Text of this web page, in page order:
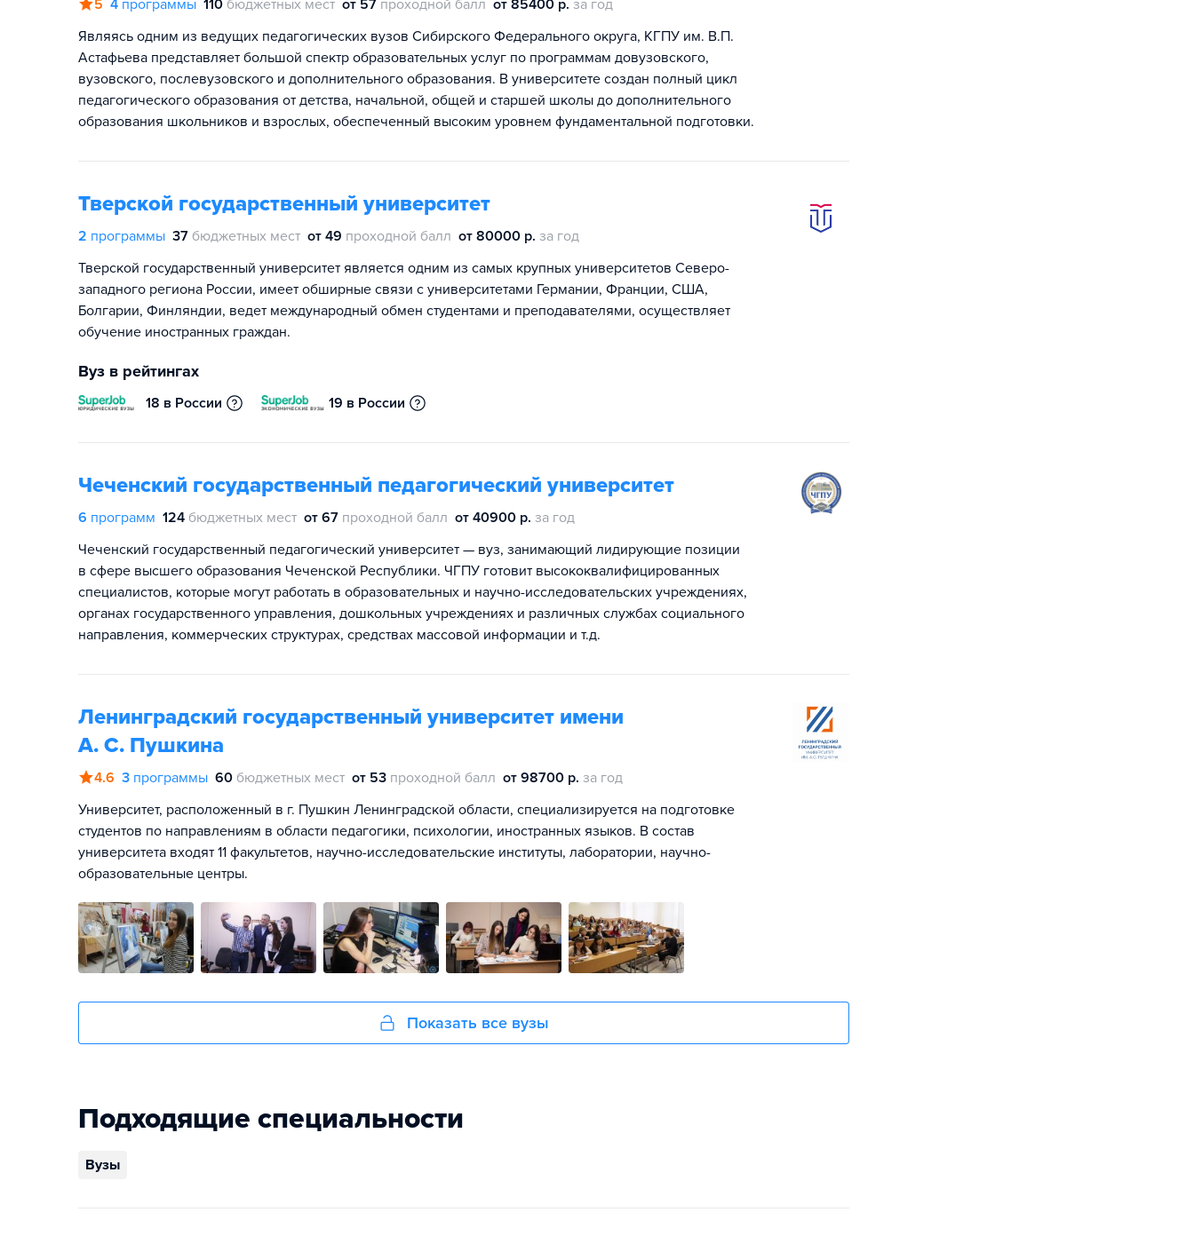
5 4 программы 110 бюджетных мест от 57 проходной балл от 85400 р. за год
Являясь одним из ведущих педагогических вузов Сибирского Федерального округа, КГПУ им. В.П.
Астафьева представляет большой спектр образовательных услуг по программам довузовского,
вузовского, послевузовского и дополнительного образования. В университете создан полный цикл
педагогического образования от детства, начальной, общей и старшей школы до дополнительного
образования школьников и взрослых, обеспеченный высоким уровнем фундаментальной подготовки.
Тверской государственный университет
2 программы 37 бюджетных мест от 49 проходной балл от 80000 р. за год
Тверской государственный университет является одним из самых крупных университетов Северо-
западного региона России, имеет обширные связи с университетами Германии, Франции, США,
Болгарии, Финляндии, ведет международный обмен студентами и преподавателями, осуществляет
обучение иностранных граждан.
Вуз в рейтингах
18 в России 19 в России
Чеченский государственный педагогический университет
6 программ 124 бюджетных мест от 67 проходной балл от 40900 р. за год
Чеченский государственный педагогический университет — вуз, занимающий лидирующие позиции
в сфере высшего образования Чеченской Республики. ЧГПУ готовит высококвалифицированных
специалистов, которые могут работать в образовательных и научно-исследовательских учреждениях,
органах государственного управления, дошкольных учреждениях и различных службах социального
направления, коммерческих структурах, средствах массовой информации и т.д.
Ленинградский государственный университет имени
А. С. Пушкина
4.6 3 программы 60 бюджетных мест от 53 проходной балл от 98700 р. за год
Университет, расположенный в г. Пушкин Ленинградской области, специализируется на подготовке
студентов по направлениям в области педагогики, психологии, иностранных языков. В состав
университета входят 11 факультетов, научно-исследовательские институты, лаборатории, научно-
образовательные центры.
Показать все вузы
Подходящие специальности
Вузы